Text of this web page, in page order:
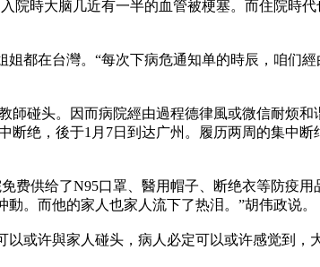
院時大脑几近有一半的血管被梗塞。而住院時
都在台灣。“每次下病危通知单的時辰，咱们
師碰头。因而病院經由過程德律風或微信耐烦
断绝，後于1月7日到达广州。履历两周的集中
费供给了N95口罩、醫用帽子、断绝衣等防疫
。而他的家人也家人流下了热泪。”胡伟政说。
或许與家人碰头，病人必定可以或许感觉到，